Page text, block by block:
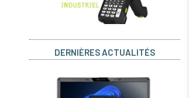
DERNIÈRES ACTUALITÉS